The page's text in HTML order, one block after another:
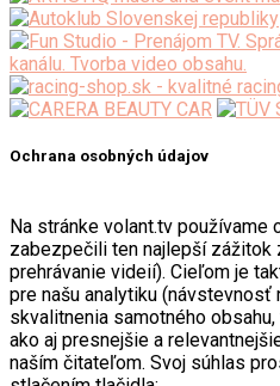
Ochrana osobných údajov
Na stránke volant.tv používame
zabezpečili ten najlepší zážitok
prehrávanie videií). Cieľom je
pre našu analytiku (návstevnosť
skvalitnenia samotného
ako aj presnejšie a
naším čitateľom. Svoj súhlas